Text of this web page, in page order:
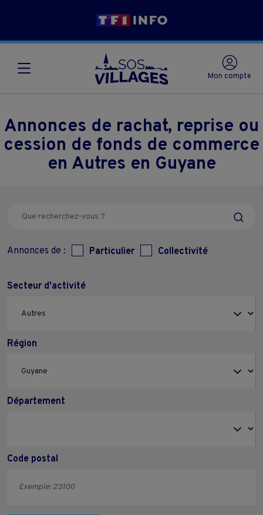
Mon compte
Annonces de rachat, reprise ou
cession de fonds de commerce
en Autres en Guyane
Annonces de : Particulier Collectivité
Secteur d'activité
Région
Département
Code postal